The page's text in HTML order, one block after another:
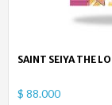
SAINT SEIYA THE
$ 88.000